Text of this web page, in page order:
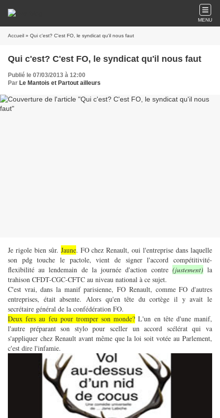
MENU
Accueil » Qui c'est? C'est FO, le syndicat qu'il nous faut
Qui c'est? C'est FO, le syndicat qu'il nous faut
Publié le 07/03/2013 à 12:00
Par Le Mantois et Partout ailleurs
Je rigole bien sûr. Jaune. FO chez Renault, oui l'entreprise dans laquelle
son pdg touche le pactole, vient de signer l'accord compétitivité-
flexibilité au lendemain de la journée d'action contre (justement) la
trahison CFDT-CGC-CFTC au niveau national à ce sujet.
C'est vrai, dans la manif parisienne, FO Renault, comme FO d'autres
entreprises, était absente. Alors qu'en tête du cortège il y avait le
secrétaire général de la confédération FO.
Deux fers au feu pour tromper son monde? L'un en tête d'une manif,
l'autre préparant son stylo pour sceller un accord scélérat qui va
s'appliquer chez Renault avant même que la loi soit votée au Parlement,
c'est dire l'infamie.